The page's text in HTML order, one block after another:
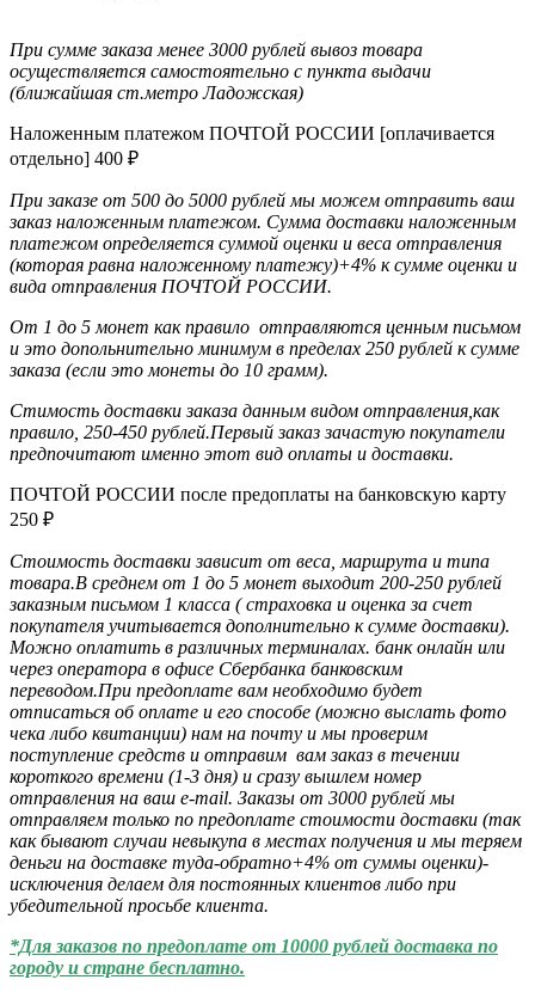
При сумме заказа менее 3000 рублей вывоз товара
осуществляется самостоятельно с пункта выдачи
(ближайшая ст.метро Ладожская)
Наложенным платежом ПОЧТОЙ РОССИИ [оплачивается
отдельно] 400 ₽
При заказе от 500 до 5000 рублей мы можем отправить ваш
заказ наложенным платежом. Сумма доставки наложенным
платежом определяется суммой оценки и веса отправления
(которая равна наложенному платежу)+4% к сумме оценки и
вида отправления ПОЧТОЙ РОССИИ.
От 1 до 5 монет как правило отправляются ценным письмом
и это допольнительно минимум в пределах 250 рублей к сумме
заказа (если это монеты до 10 грамм).
Стимость доставки заказа данным видом отправления,как
правило, 250-450 рублей.Первый заказ зачастую покупатели
предпочитают именно этот вид оплаты и доставки.
ПОЧТОЙ РОССИИ после предоплаты на банковскую карту
250 ₽
Стоимость доставки зависит от веса, маршрута и типа
товара.В среднем от 1 до 5 монет выходит 200-250 рублей
заказным письмом 1 класса ( страховка и оценка за счет
покупателя учитывается дополнительно к сумме доставки).
Можно оплатить в различных терминалах. банк онлайн или
через оператора в офисе Сбербанка банковским
переводом.При предоплате вам необходимо будет
отписаться об оплате и его способе (можно выслать фото
чека либо квитанции) нам на почту и мы проверим
поступление средств и отправим вам заказ в течении
короткого времени (1-3 дня) и сразу вышлем номер
отправления на ваш e-mail. Заказы от 3000 рублей мы
отправляем только по предоплате стоимости доставки (так
как бывают случаи невыкупа в местах получения и мы теряем
деньги на доставке туда-обратно+4% от суммы оценки)-
исключения делаем для постоянных клиентов либо при
убедительной просьбе клиента.
*Для заказов по предоплате от 10000 рублей доставка по
городу и стране бесплатно.